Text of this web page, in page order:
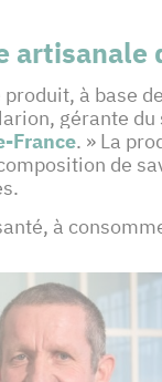
artisanale
à base
gérante
France. » La
de
à